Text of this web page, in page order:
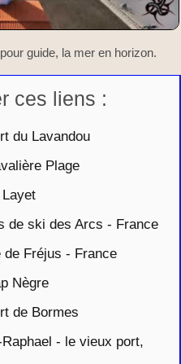
guide, la mer en horizon.
ces liens :
du Lavandou
Plage
de ski des Arcs - France
de Fréjus - France
Nègre
de Bormes
- le vieux port,